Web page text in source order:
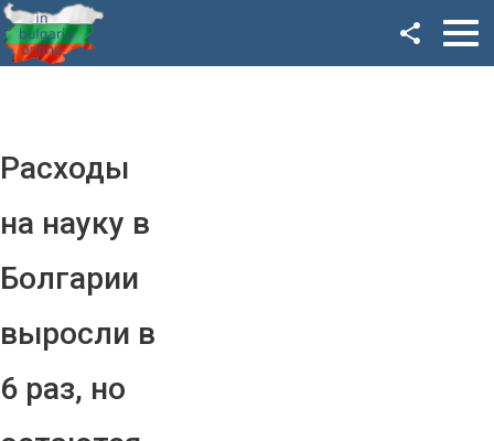
Расходы
на науку в
Болгарии
выросли в
6 раз, но